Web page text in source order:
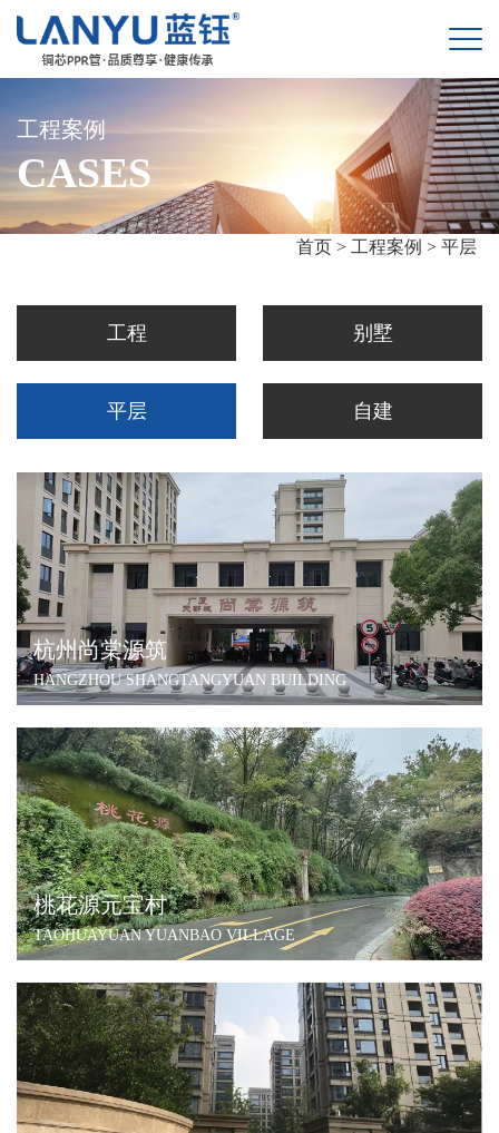
工程案例
CASES
首页 > 工程案例 > 平层
工程 别墅
平层 自建
杭州尚棠源筑
HANGZHOU SHANGTANGYUAN BUILDING
桃花源元宝村
TAOHUAYUAN YUANBAO VILLAGE